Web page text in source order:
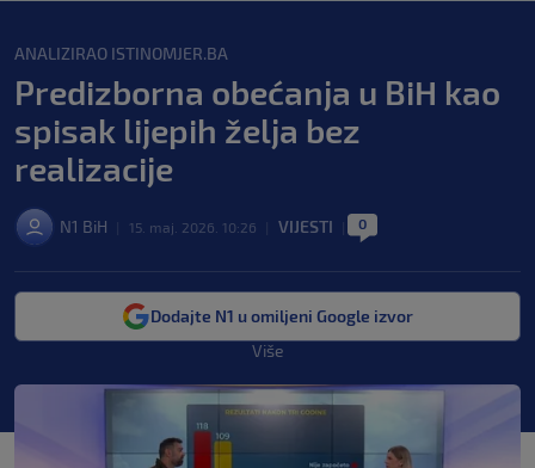
ANALIZIRAO ISTINOMJER.BA
Predizborna obećanja u BiH kao
spisak lijepih želja bez
realizacije
N1 BiH 15. maj. 2026. 10:26 VIJESTI 0
Dodajte N1 u omiljeni Google izvor
Više